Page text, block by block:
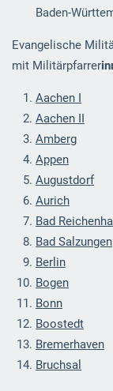
Baden-
Evangelische
mit Militärpfarrer
Aachen I
Aachen II
Amberg
Appen
Augustdorf
Aurich
Bad Reichenhall
Bad Salzungen
Berlin
Bogen
Bonn
Boostedt
Bremerhaven
Bruchsal